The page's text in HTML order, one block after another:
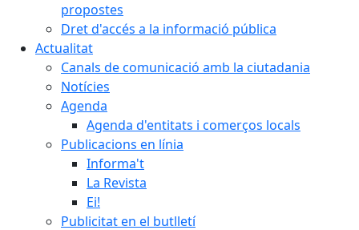
propostes
Dret d'accés a la informació pública
Actualitat
Canals de comunicació amb la ciutadania
Notícies
Agenda
Agenda d'entitats i comerços locals
Publicacions en línia
Informa't
La Revista
Ei!
Publicitat en el butlletí